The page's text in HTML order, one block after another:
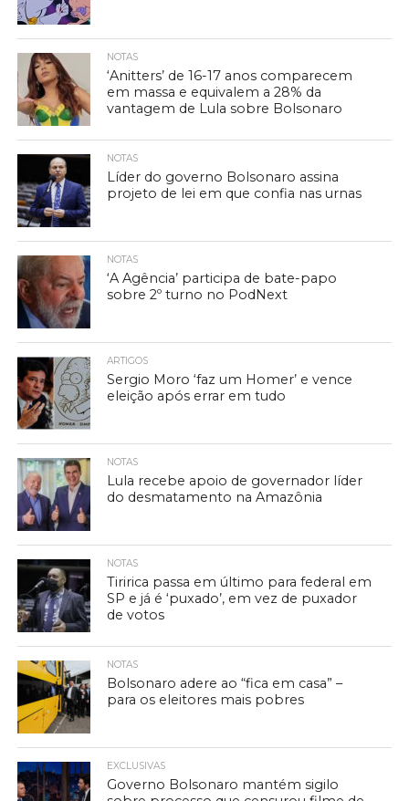
NOTAS
‘Anitters’ de 16-17 anos comparecem
em massa e equivalem a 28% da
vantagem de Lula sobre Bolsonaro
NOTAS
Líder do governo Bolsonaro assina
projeto de lei em que confia nas urnas
NOTAS
‘A Agência’ participa de bate-papo
sobre 2º turno no PodNext
ARTIGOS
Sergio Moro ‘faz um Homer’ e vence
eleição após errar em tudo
NOTAS
Lula recebe apoio de governador líder
do desmatamento na Amazônia
NOTAS
Tiririca passa em último para federal em
SP e já é ‘puxado’, em vez de puxador
de votos
NOTAS
Bolsonaro adere ao “fica em casa” –
para os eleitores mais pobres
EXCLUSIVAS
Governo Bolsonaro mantém sigilo